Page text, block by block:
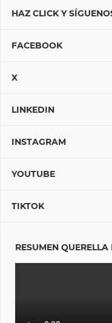
HAZ CLICK Y
FACEBOOK
X
LINKEDIN
INSTAGRAM
YOUTUBE
TIKTOK
RESUMEN